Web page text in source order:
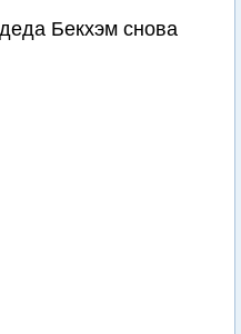
Бекхэм снова